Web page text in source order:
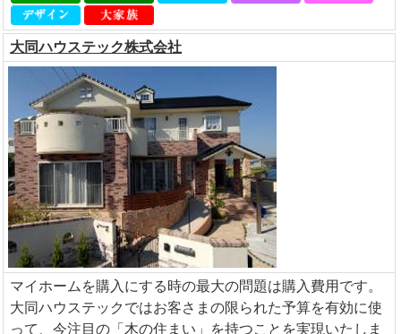
大同ハウステック株式会社
マイホームを購入にする時の最大の問題は購入費用です。
大同ハウステックではお客さまの限られた予算を有効に使
って、今注目の「木の住まい」を持つことを実現いたしま